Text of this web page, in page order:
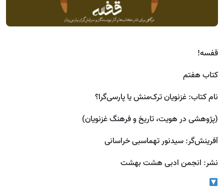
قفسه!
کتاب هفتم
نام کتاب: غزنویان ترک‌منش یا پارسی‌گرا؟
(پژوهشی در هویت، تاریخ و فرهنگ غزنویان)
آفرینش‌گر: سیدنور تهماسبی خراسانی
نشر: انجمن ادبی هشت بهشت